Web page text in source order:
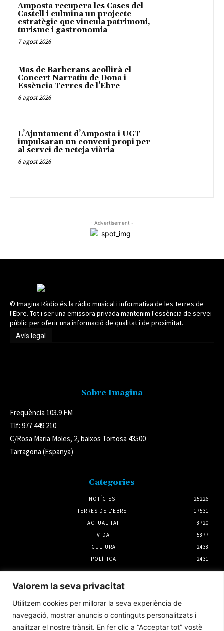
Valorem la seva privacitat
Utilitzem cookies per millorar la seva experiència de
navegació, mostrar anuncis o continguts personalitzats i
analitzar el nostre trànsit. En fer clic a “Acceptar tot” vostè
Amposta recupera les Cases del
Castell i culmina un projecte
estratègic que vincula patrimoni,
turisme i gastronomia
7 agost 2026
Mas de Barberans acollirà el
Concert Narratiu de Dona i
Essència Terres de l’Ebre
6 agost 2026
L’Ajuntament d’Amposta i UGT
impulsaran un conveni propi per
al servei de neteja viària
6 agost 2026
- Advertisement -
© Imagina Ràdio és la ràdio musical i informativa de les Terres de
l'Ebre. Tot i ser una emissora privada mantenim l'essència de servei
públic per oferir una informació de qualitat i de proximitat.
Avís legal
Sobre Imagina
Freqüència 103.9 FM
Tlf: 977 449 210
C/Rosa Maria Moles, 2, baixos Tortosa 43500
Tarragona (Espanya)
Categories
NOTÍCIES
25226
TERRES DE L'EBRE
17531
ACTUALITAT
8720
VIDA
5877
CULTURA
2438
POLÍTICA
2431
L’Ajuntament de Tortosa amplia el termini
de les obres de l’aparcament dels terrenys de
Renfe per les altes temperatures
7 agost 2026